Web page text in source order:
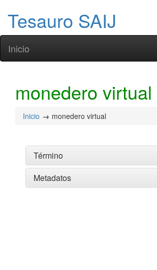
Tesauro SAIJ
Inicio
monedero virtual
Inicio monedero virtual
Término
Metadatos